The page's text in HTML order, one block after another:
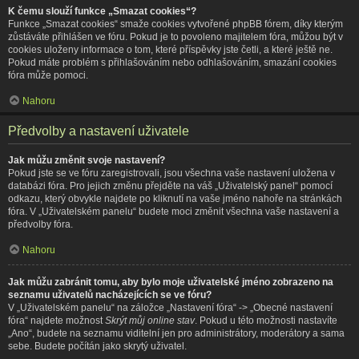
K čemu slouží funkce „Smazat cookies“?
Funkce „Smazat cookies“ smaže cookies vytvořené phpBB fórem, díky kterým
zůstáváte přihlášen ve fóru. Pokud je to povoleno majitelem fóra, můžou být v
cookies uloženy informace o tom, které příspěvky jste četli, a které ještě ne.
Pokud máte problém s přihlašováním nebo odhlašováním, smazání cookies
fóra může pomoci.
Nahoru
Předvolby a nastavení uživatele
Jak můžu změnit svoje nastavení?
Pokud jste se ve fóru zaregistrovali, jsou všechna vaše nastavení uložena v
databázi fóra. Pro jejich změnu přejděte na váš „Uživatelský panel“ pomocí
odkazu, který obvykle najdete po kliknutí na vaše jméno nahoře na stránkách
fóra. V „Uživatelském panelu“ budete moci změnit všechna vaše nastavení a
předvolby fóra.
Nahoru
Jak můžu zabránit tomu, aby bylo moje uživatelské jméno zobrazeno na
seznamu uživatelů nacházejících se ve fóru?
V „Uživatelském panelu“ na záložce „Nastavení fóra“ -> „Obecné nastavení
fóra“ najdete možnost Skrýt můj online stav. Pokud u této možnosti nastavíte
„Ano“, budete na seznamu viditelní jen pro administrátory, moderátory a sama
sebe. Budete počítán jako skrytý uživatel.